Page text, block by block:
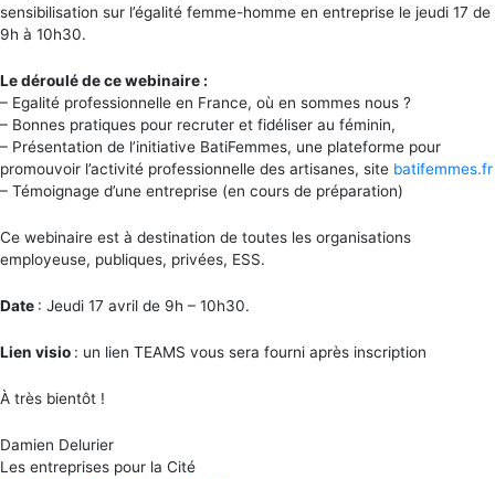
sensibilisation sur l’égalité femme-homme en entreprise le jeudi 17 de
9h à 10h30.
Le déroulé de ce webinaire :
– Egalité professionnelle en France, où en sommes nous ?
– Bonnes pratiques pour recruter et fidéliser au féminin,
– Présentation de l’initiative BatiFemmes, une plateforme pour
promouvoir l’activité professionnelle des artisanes, site batifemmes.fr
– Témoignage d’une entreprise (en cours de préparation)
Ce webinaire est à destination de toutes les organisations
employeuse, publiques, privées, ESS.
Date : Jeudi 17 avril de 9h – 10h30.
Lien visio : un lien TEAMS vous sera fourni après inscription
À très bientôt !
Damien Delurier
Les entreprises pour la Cité